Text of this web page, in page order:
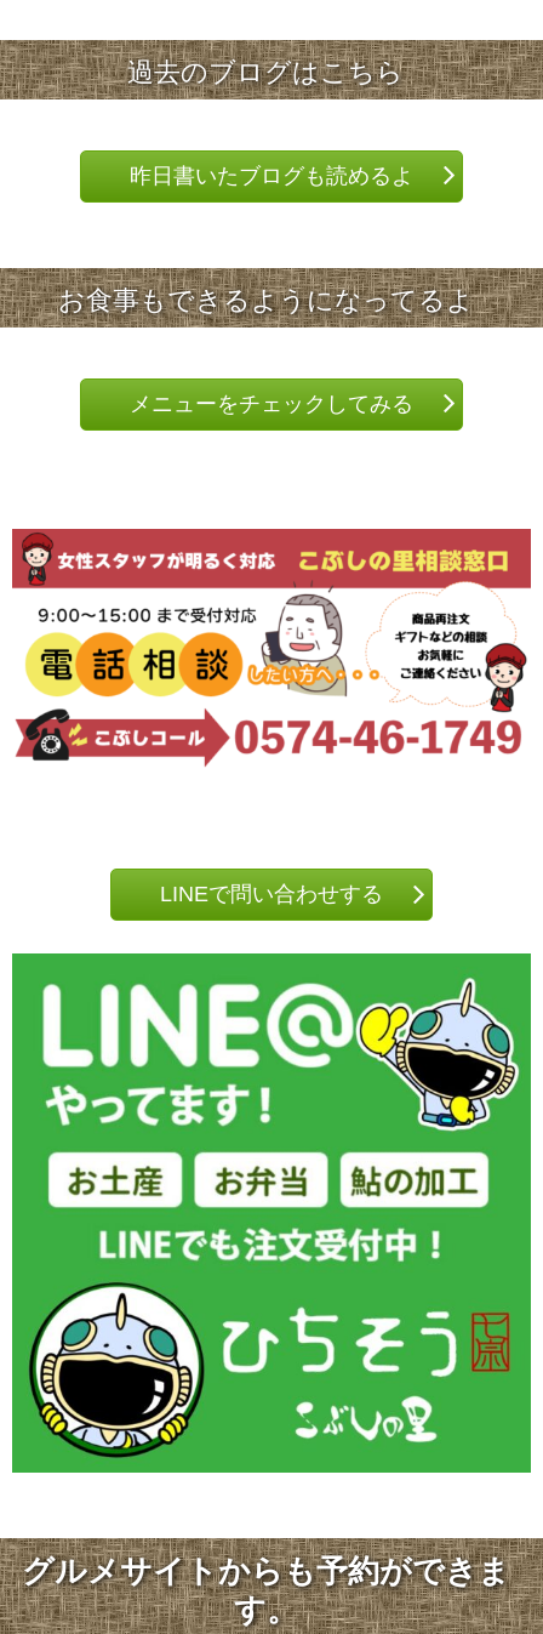
過去のブログはこちら
昨日書いたブログも読めるよ
お食事もできるようになってるよ
メニューをチェックしてみる
LINEで問い合わせする
グルメサイトからも予約ができま
す。